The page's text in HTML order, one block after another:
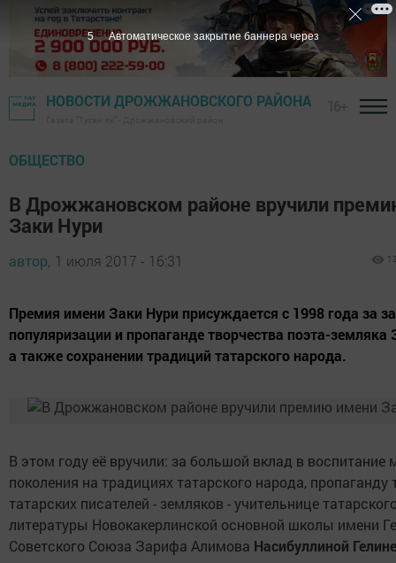
НОВОСТИ ДРОЖЖАНОВСКОГО РАЙОНА
ОБЩЕСТВО
В Дрожжановском районе вручили
Заки Нури
автор, 1 июля 2017 - 16:31
Премия имени Заки Нури присуждается с 1998 года за
популяризации и пропаганде творчества поэта-земляка
а также сохранении традиций татарского народа.
В этом году её вручили: за большой вклад в воспитание
поколения на традициях татарского народа, пропаганду
татарских писателей - земляков - учительнице
литературы Новокакерлинской основной школы имени
Советского Союза Зарифа Алимова Насибуллиной
4 Автоматическое закрытие баннера через